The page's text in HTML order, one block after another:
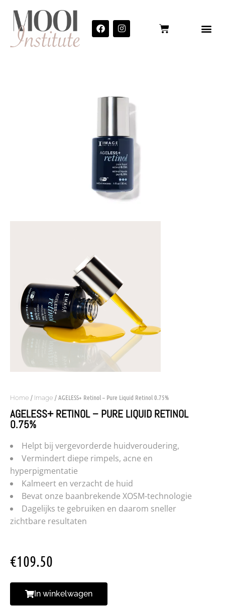
Home / Image / AGELESS+ Retinol – Pure Liquid Retinol 0.75%
AGELESS+ RETINOL – PURE LIQUID RETINOL
0.75%
Helpt bij vergevorderde huidveroudering,
Vermindert diepe rimpels, acne en
hyperpigmentatie
Kalmeert en verzacht de huid
Bevat onze baanbrekende XOSM-technologie
Dagelijks te gebruiken en daarom sneller
zichtbare resultaten
€109.50
In winkelwagen